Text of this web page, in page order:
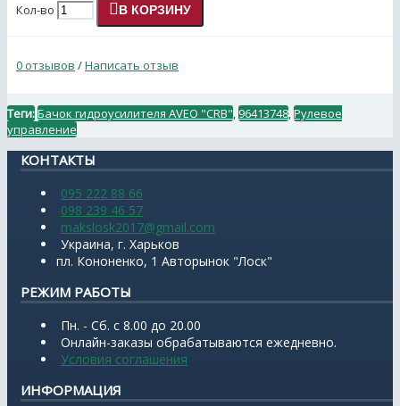
Кол-во В КОРЗИНУ
0 отзывов /Написать отзыв
Теги:Бачок гидроусилителя AVEO "CRB" 96413748 Рулевое
управление
КОНТАКТЫ
095 222 88 66
098 239 46 57
makslosk2017@gmail.com
Украина, г. Харьков
пл. Кононенко, 1 Авторынок "Лоск"
РЕЖИМ РАБОТЫ
Пн. - Сб. с 8.00 до 20.00
Онлайн-заказы обрабатываются ежедневно.
Условия соглашения
ИНФОРМАЦИЯ